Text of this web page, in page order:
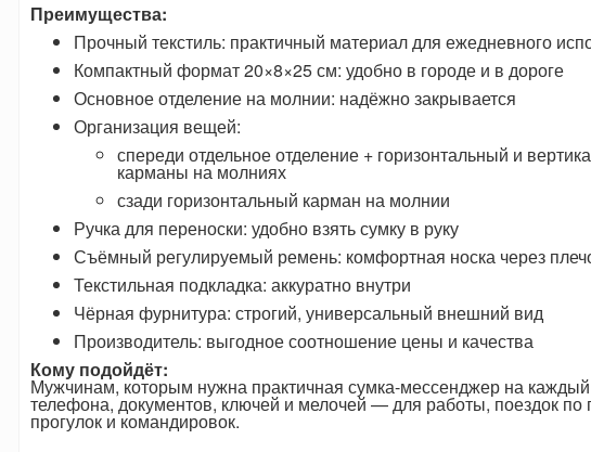
Преимущества:
Прочный текстиль: практичный материал для ежедневного
Компактный формат 20×8×25 см: удобно в городе и в дороге
Основное отделение на молнии: надёжно закрывается
Организация вещей:
спереди отдельное отделение + горизонтальный и
карманы на молниях
сзади горизонтальный карман на молнии
Ручка для переноски: удобно взять сумку в руку
Съёмный регулируемый ремень: комфортная носка через
Текстильная подкладка: аккуратно внутри
Чёрная фурнитура: строгий, универсальный внешний вид
Производитель: выгодное соотношение цены и качества
Кому подойдёт:
Мужчинам, которым нужна практичная сумка-мессенджер на
телефона, документов, ключей и мелочей — для работы, поездок по
прогулок и командировок.